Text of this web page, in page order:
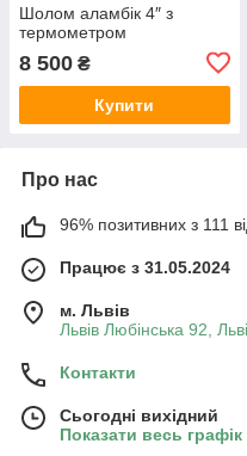
Шолом аламбік 4″ з
термометром
8 500 ₴
Купити
Про нас
96% позитивних з 111
Працює з 31.05.2024
м. Львів
Львів Любінська 92,
Контакти
Сьогодні вихідний
Показати весь